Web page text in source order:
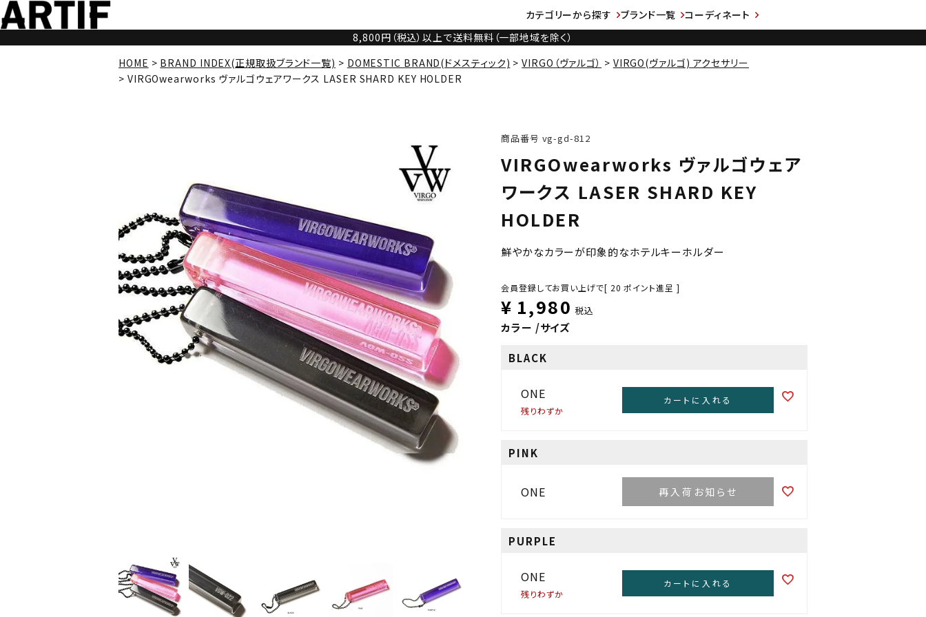
カテゴリーから探す ブランド一覧
コーディネート
8,800円（税込）以上で送料無料（一部地域を除く）
HOME
BRAND INDEX(正規取扱ブランド一覧) DOMESTIC BRAND(ドメスティック) VIRGO（ヴァルゴ）
VIRGO(ヴァルゴ) アクセサリー
VIRGOwearworks ヴァルゴウェアワークス LASER SHARD KEY HOLDER
商品番号 vg-gd-812
VIRGOwearworks ヴァルゴウェア
ワークス LASER SHARD KEY
HOLDER
鮮やかなカラーが印象的なホテルキーホルダー
会員登録してお買い上げで[ 20 ポイント進呈 ]
¥ 1,980 税込
カラー サイズ
BLACK
ONE
残りわずか
カートに入れる
PINK
ONE 再入荷お知らせ
PURPLE
ONE
残りわずか
カートに入れる